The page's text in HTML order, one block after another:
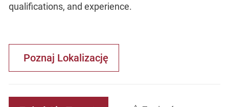
qualifications, and experience.
Poznaj Lokalizację